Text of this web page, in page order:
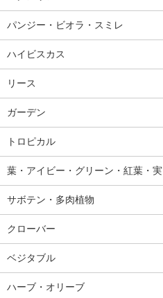
パンジー・ビオラ・スミレ
ハイビスカス
リース
ガーデン
トロピカル
葉・アイビー・グリーン・紅葉・実
サボテン・多肉植物
クローバー
ベジタブル
ハーブ・オリーブ